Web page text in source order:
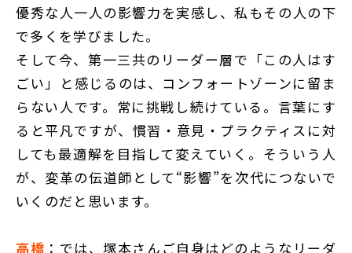
優秀な人一人の影響力を実感し、私もその人の下
で多くを学びました。
そして今、第一三共のリーダー層で「この人はす
ごい」と感じるのは、コンフォートゾーンに留ま
らない人です。常に挑戦し続けている。言葉にす
ると平凡ですが、慣習・意見・プラクティスに対
しても最適解を目指して変えていく。そういう人
が、変革の伝道師として“影響”を次代につないで
いくのだと思います。
高橋 ：では、塚本さんご自身はどのようなリーダ